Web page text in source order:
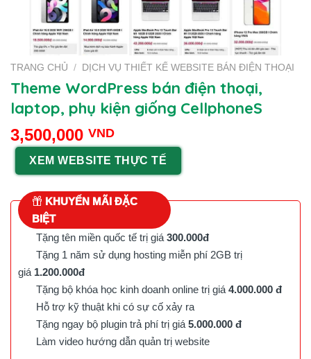
TRANG CHỦ / DỊCH VỤ THIẾT KẾ WEBSITE BÁN ĐIỆN THOẠI
Theme WordPress bán điện thoại,
laptop, phụ kiện giống CellphoneS
3,500,000 VND
XEM WEBSITE THỰC TẾ
KHUYẾN MÃI ĐẶC
BIỆT
Tặng tên miền quốc tế trị giá 300.000đ
Tặng 1 năm sử dụng hosting miễn phí 2GB trị
giá 1.200.000đ
Tặng bộ khóa học kinh doanh online trị giá 4.000.000 đ
Hỗ trợ kỹ thuật khi có sự cố xảy ra
Tặng ngay bộ plugin trả phí trị giá 5.000.000 đ
Làm video hướng dẫn quản trị website